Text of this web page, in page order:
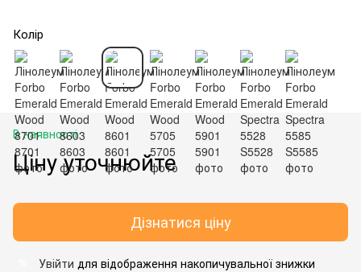
Колір
В наявності
Ціну уточнюйте
Дізнатися ціну
Увійти для відображення накопичувальної знижки